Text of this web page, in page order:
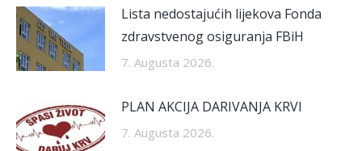
Lista nedostajućih lijekova Fonda
zdravstvenog osiguranja FBiH
7. Augusta 2026.
PLAN AKCIJA DARIVANJA KRVI
7. Augusta 2026.